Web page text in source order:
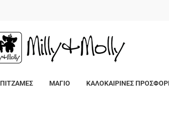
ΠΙΤΖΑΜΕΣ ΜΑΓΙΟ ΚΑΛΟΚΑΙΡΙΝΕΣ